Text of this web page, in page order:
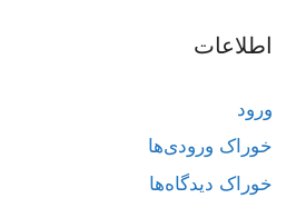
اطلاعات
ورود
خوراک ورودی‌ها
خوراک دیدگاه‌ها